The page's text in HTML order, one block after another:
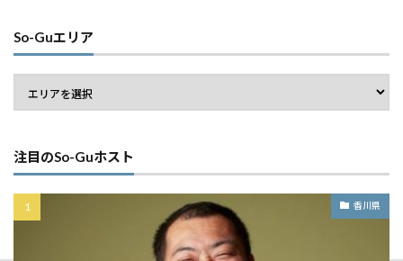
So-Guエリア
注目のSo-Guホスト
香川県